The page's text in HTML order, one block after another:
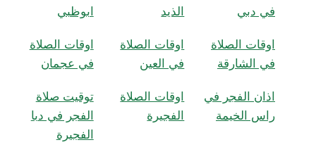
في دبي
الذيد
ابوظبي
اوقات الصلاة
في الشارقة
اوقات الصلاة
في العين
اوقات الصلاة
في عجمان
اذان الفجر في
راس الخيمة
اوقات الصلاة
الفجيرة
توقيت صلاة
الفجر في دبا
الفجيرة